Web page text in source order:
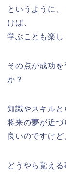
というように
けば、
学ぶことも楽し
その点が成功
か？
知識やスキルと
将来の夢が近
良いのですけど
どうやら覚え